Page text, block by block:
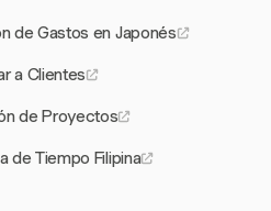
de Gastos en Japonés
a Clientes
de Proyectos
de Tiempo Filipina